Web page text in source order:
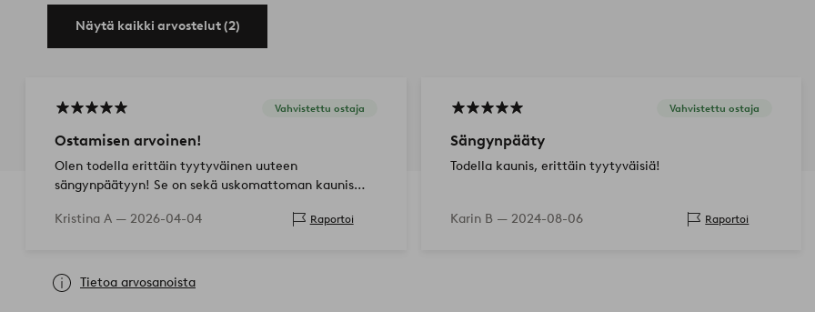
Näytä kaikki arvostelut (2)
Vahvistettu ostaja
Ostamisen arvoinen!
Olen todella erittäin tyytyväinen uuteen
sängynpäätyyn! Se on sekä uskomattoman kaunis
täydellisesti huoneeseen ja antaa koko mak…
Kristina A — 2026-04-04 Raportoi
Vahvistettu ostaja
Sängynpääty
Todella kaunis, erittäin tyytyväisiä!
Karin B — 2024-08-06 Raportoi
Tietoa arvosanoista